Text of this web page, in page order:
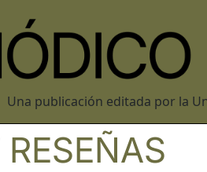
Una publicación editada por la
RESEÑAS